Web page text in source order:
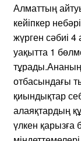
Алматтың
кейіпкер
жүрген сәбиі 4
уақытта 1
отбасындағы
қиындықтар
алаяқтардың
үлкен қарызға